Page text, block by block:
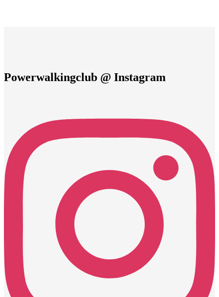
Powerwalkingclub @ Instagram